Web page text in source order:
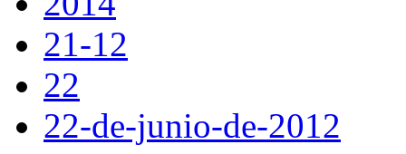
21-12
22
22-de-junio-de-2012